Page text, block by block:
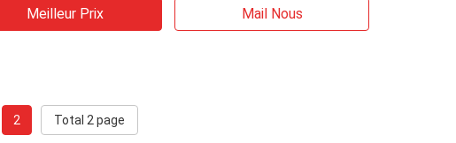
Meilleur Prix Mail Nous
2 Total 2 page